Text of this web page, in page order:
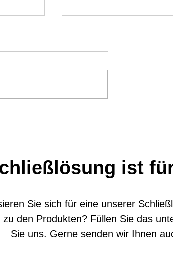
ist
Sie sich für eine unserer
den Produkten? Füllen Sie das
Sie uns. Gerne senden wir Ihnen